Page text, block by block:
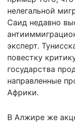
нелегальной
Саид недавно
эксперт.
повестку
государства
направленные
Африки.
В Алжире же